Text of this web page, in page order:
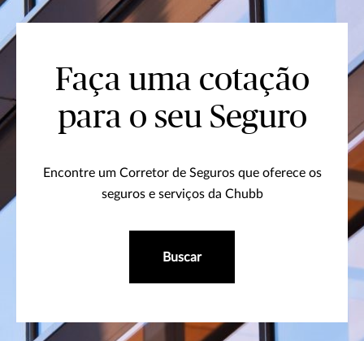
Faça uma cotação
para o seu Seguro
Encontre um Corretor de Seguros que oferece os
seguros e serviços da Chubb
Buscar